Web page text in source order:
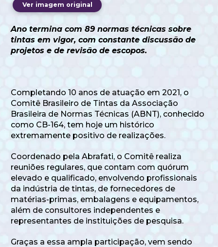
Ver imagem original
Ano termina com 89 normas técnicas sobre
tintas em vigor, com constante discussão de
projetos e de revisão de escopos.
Completando 10 anos de atuação em 2021, o
Comitê Brasileiro de Tintas da Associação
Brasileira de Normas Técnicas (ABNT), conhecido
como CB-164, tem hoje um histórico
extremamente positivo de realizações.
Coordenado pela Abrafati, o Comitê realiza
reuniões regulares, que contam com quórum
elevado e qualificado, envolvendo profissionais
da indústria de tintas, de fornecedores de
matérias-primas, embalagens e equipamentos,
além de consultores independentes e
representantes de instituições de pesquisa.
Graças a essa ampla participação, vem sendo